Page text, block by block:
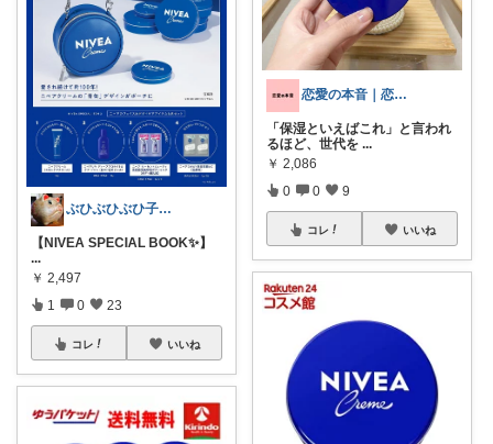
ぶひぶひぶひ子・暑いの苦手・・・辛い
【NIVEA SPECIAL BOOK✨】
...
￥ 2,497
1 0 23
コレ いいね
恋愛の本音｜恋愛アドバイザー
「保湿といえばこれ」と言われ
るほど、世代を ...
￥ 2,086
0 0 9
コレ いいね